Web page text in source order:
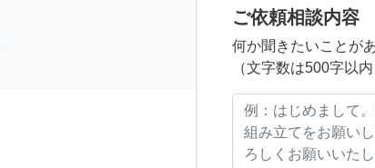
ご依頼相談内容
何か聞きたいことが
（文字数は500字以内